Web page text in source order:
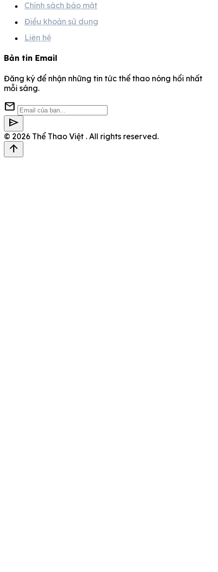
Chính sách bảo mật
Điều khoản sử dụng
Liên hệ
Bản tin Email
Đăng ký để nhận những tin tức thể thao nóng hổi nhất
mỗi sáng.
mail
send
© 2026 Thể Thao Việt . All rights reserved.
arrow_upward